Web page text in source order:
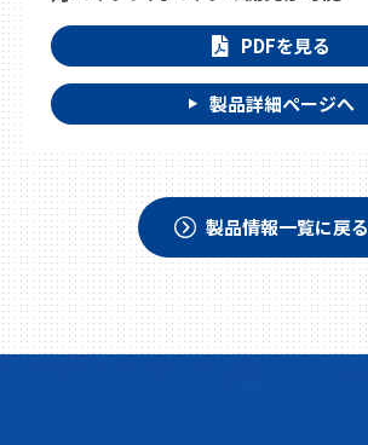
PDFを見る
製品詳細ページへ
製品情報一覧に戻る